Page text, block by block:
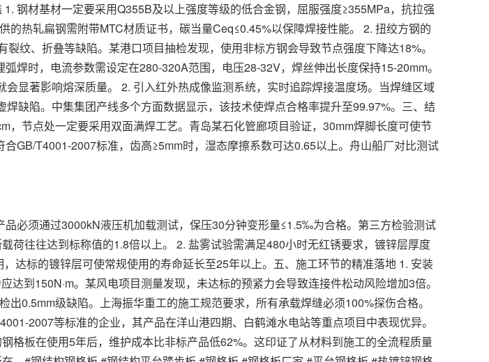
材基材一定要采用Q355B及以上强度等级的低合金钢，屈服强度≥355MPa，抗拉强
的热轧扁钢需附带MTC材质证书，碳当量Ceq≤0.45%以保障焊接性能。 2. 扭绞方钢的
纹、折叠等缺陷。某港口项目抽检发现，使用非标方钢会导致节点强度下降达18%。
焊时，电流参数需设定在280-320A范围，电压28-32V，焊丝伸出长度保持15-20mm。
显著影响熔深质量。 2. 引入红外热成像监测系统，实时追踪焊接温度场。当焊缝区域
缺陷。中集集团产线多个方面数据显示，该技术使焊点合格率提升至99.97%。三、结
，节点处一定要采用双面满焊工艺。青岛某石化管廊项目验证，30mm焊脚长度可使节
GB/T4001-2007标准，齿高≥5mm时，湿态摩擦系数可达0.65以上。舟山船厂对比测试
必须通过3000kN液压机加载测试，保压30分钟变形量≤1.5‰为合格。第三方检验测试
荷往往达到标称值的1.8倍以上。 2. 盐雾试验需满足480小时无红锈要求，镀锌层厚度
达标的镀锌层可使常规使用的寿命延长至25年以上。五、施工环节的精准落地 1. 安装
达到150N·m。某风电项目测量发现，未达标的预紧力会导致连接件松动风险增加3倍。
出0.5mm级缺陷。上海振华重工的施工规范要求，所有承载焊缝必须100%探伤合格。
2007等标准的企业，其产品在洋山港四期、白鹤滩水电站等重点项目中表现优异。
格板在使用5年后，维护成本比非标产品低62%。这印证了从材料到施工的全流程质量